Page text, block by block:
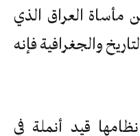
مأساة العراق الذي
والجغرافية فإنه
قيد أنملة في